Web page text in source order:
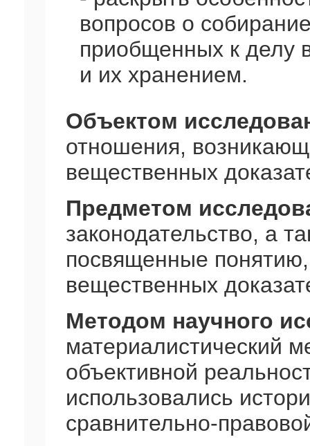
вопросов о
приобщенных к делу
и их хранением.
Объектом
отношения,
вещественных
Предметом
законодательство, а
посвященные
вещественных
Методом научного
материалистический
объективной
использовались
сравнительно-